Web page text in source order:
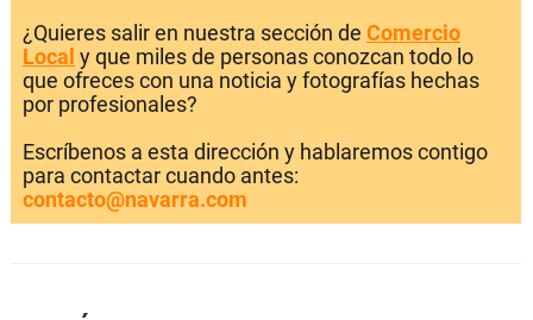
¿Quieres salir en nuestra sección de Comercio
Local y que miles de personas conozcan todo lo
que ofreces con una noticia y fotografías hechas
por profesionales?
Escríbenos a esta dirección y hablaremos contigo
para contactar cuando antes:
contacto@navarra.com